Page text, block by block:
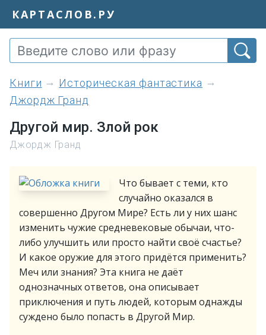
КАРТАСЛОВ.РУ
книги
Историческая фантастика
Джордж Гранд
Другой мир. Злой рок
Джордж Гранд
Что бывает с теми, кто
случайно оказался в
совершенно Другом Мире? Есть ли у них шанс
изменить чужие средневековые обычаи, что-
либо улучшить или просто найти своё счастье?
И какое оружие для этого придётся применить?
Меч или знания? Эта книга не даёт
однозначных ответов, она описывает
приключения и путь людей, которым однажды
суждено было попасть в Другой Мир.